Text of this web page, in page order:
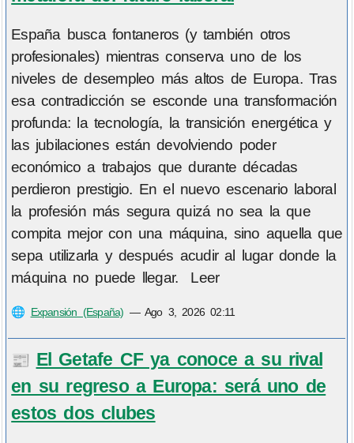
España busca fontaneros (y también otros
profesionales) mientras conserva uno de los
niveles de desempleo más altos de Europa. Tras
esa contradicción se esconde una transformación
profunda: la tecnología, la transición energética y
las jubilaciones están devolviendo poder
económico a trabajos que durante décadas
perdieron prestigio. En el nuevo escenario laboral
la profesión más segura quizá no sea la que
compita mejor con una máquina, sino aquella que
sepa utilizarla y después acudir al lugar donde la
máquina no puede llegar. Leer
🌐 Expansión (España) — Ago 3, 2026 02:11
📰 El Getafe CF ya conoce a su rival
en su regreso a Europa: será uno de
estos dos clubes